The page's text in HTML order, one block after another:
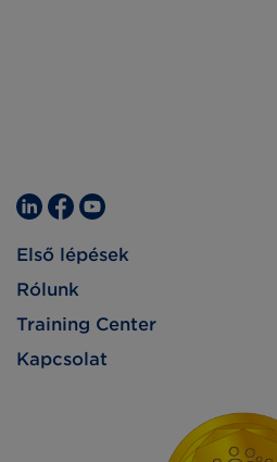
Első lépések
Rólunk
Training Center
Kapcsolat